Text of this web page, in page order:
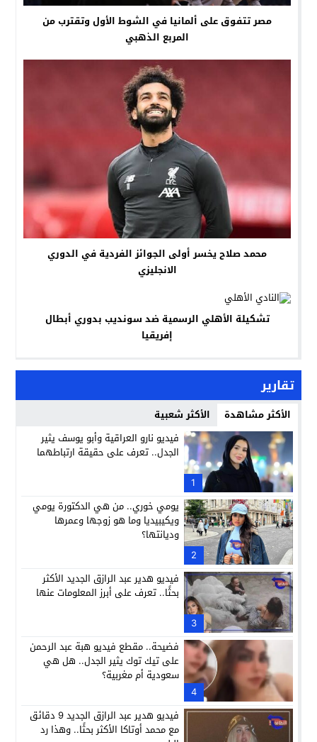
مصر تتفوق على ألمانيا في الشوط الأول وتقترب من
المربع الذهبي
محمد صلاح يخسر أولى الجوائز الفردية في الدوري
الانجليزي
تشكيلة الأهلي الرسمية ضد سونديب بدوري أبطال
إفريقيا
تقارير
الأكثر مشاهدة الأكثر شعبية
1
فيديو نارو العراقية وأبو يوسف يثير
الجدل.. تعرف على حقيقة ارتباطهما
2
يومي خوري.. من هي الدكتورة يومي
ويكيبيديا وما هو زوجها وعمرها
وديانتها؟
3
فيديو هدير عبد الرازق الجديد الأكثر
بحثًا.. تعرف على أبرز المعلومات عنها
4
فضيحة.. مقطع فيديو هبة عبد الرحمن
على تيك توك يثير الجدل.. هل هي
سعودية أم مغربية؟
فيديو هدير عبد الرازق الجديد 9 دقائق
مع محمد أوتاكا الأكثر بحثًا.. وهذا رد